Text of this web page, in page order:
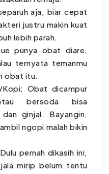
aja, biar cepat
justru makin kuat
lebih parah.
punya obat diare,
ternyata temanmu
obat itu.
Obat dicampur
bersoda bisa
ginjal. Bayangin,
ngopi malah bikin
pernah dikasih ini,
mirip belum tentu